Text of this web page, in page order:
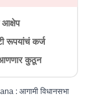
आक्षेप
रूपयांचं कर्ज
आणणार कुठून
: आगामी विधानसभा